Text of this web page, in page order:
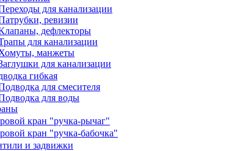
для канализации
ревизии
дефлекторы
для канализации
манжеты
для канализации
гибкая
для смесителя
для воды
кран "ручка-рычаг"
кран "ручка-бабочка"
и задвижки